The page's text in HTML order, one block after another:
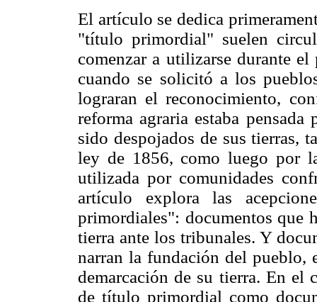
El artículo se dedica
"título primordial" suelen
comenzar a utilizarse durante
cuando se solicitó a los
lograran el reconocimiento,
reforma agraria estaba
sido despojados de sus tierras,
ley de 1856, como luego por
utilizada por comunidades
artículo explora las
primordiales": documentos que
tierra ante los tribunales. Y
narran la fundación del pueblo,
demarcación de su tierra. En el
de título primordial como